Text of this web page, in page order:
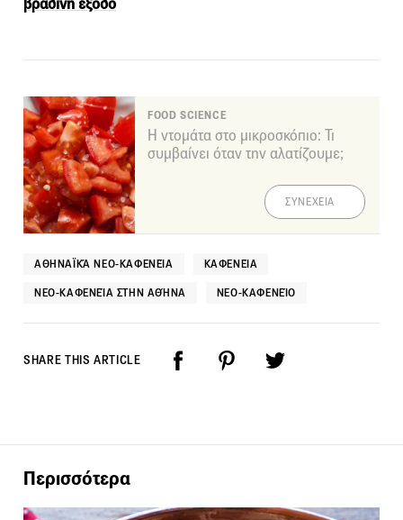
βραδινή έξοδο
FOOD SCIENCE
Η ντομάτα στο μικροσκόπιο: Τι
συμβαίνει όταν την αλατίζουμε;
ΣΥΝΕΧΕΙΑ
ΑΘΗΝΑΪΚΆ ΝΕΟ-ΚΑΦΕΝΕΊΑ ΚΑΦΕΝΕΊΑ
ΝΕΟ-ΚΑΦΕΝΕΊΑ ΣΤΗΝ ΑΘΉΝΑ ΝΕΟ-ΚΑΦΕΝΕΊΟ
SHARE THIS ARTICLE
Περισσότερα